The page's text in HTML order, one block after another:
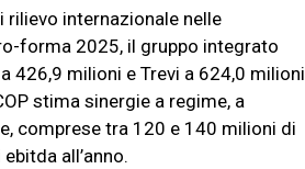
rilievo internazionale nelle
forma 2025, il gruppo integrato
426,9 milioni e Trevi a 624,0 milioni
stima sinergie a regime, a
comprese tra 120 e 140 milioni di
all’anno.